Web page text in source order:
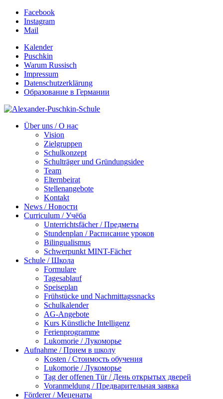
Facebook
Instagram
Mail
Kalender
Puschkin
Warum Russisch
Impressum
Datenschutzerklärung
Образование в Германии
Über uns / О нас
Vision
Zielgruppen
Schulkonzept
Schulträger und Gründungsidee
Team
Elternbeirat
Stellenangebote
Kontakt
News / Новости
Curriculum / Учёба
Unterrichtsfächer / Предметы
Stundenplan / Расписание уроков
Bilingualismus
Schwerpunkt MINT-Fächer
Schule / Школа
Formulare
Tagesablauf
Speiseplan
Frühstücke und Nachmittagssnacks
Schulkalender
AG-Angebote
Kurs Künstliche Intelligenz
Ferienprogramme
Lukomorie / Лукоморье
Aufnahme / Прием в школу
Kosten / Стоимость обучения
Lukomorie / Лукоморье
Tag der offenen Tür / День открытых дверей
Voranmeldung / Предварительная заявка
Förderer / Меценаты